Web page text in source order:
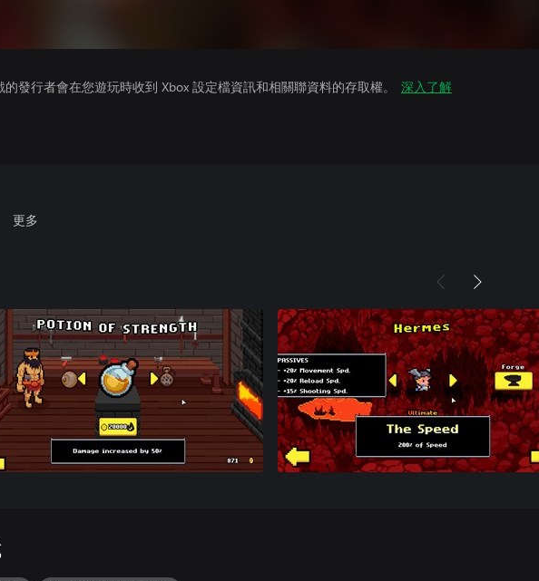
發行者會在您遊玩時收到 Xbox 設定檔資訊和相關聯資料的存取權。 深入了解
更多